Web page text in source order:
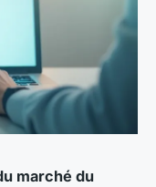
marché du